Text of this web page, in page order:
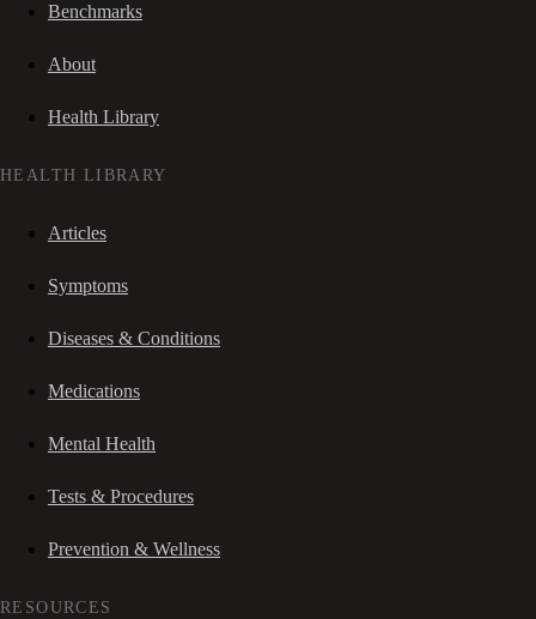
Benchmarks
About
Health Library
HEALTH LIBRARY
Articles
Symptoms
Diseases & Conditions
Medications
Mental Health
Tests & Procedures
Prevention & Wellness
RESOURCES